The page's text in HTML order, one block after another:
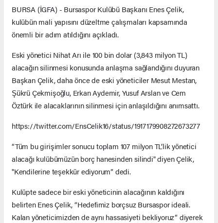
BURSA (İGFA) - Bursaspor Kulübü Başkanı Enes Çelik,
kulübün mali yapısını düzeltme çalışmaları kapsamında
önemli bir adım atıldığını açıkladı.
Eski yönetici Nihat Arı ile 100 bin dolar (3,843 milyon TL)
alacağın silinmesi konusunda anlaşma sağlandığını duyuran
Başkan Çelik, daha önce de eski yöneticiler Mesut Mestan,
Şükrü Çekmişoğlu, Erkan Aydemir, Yusuf Arslan ve Cem
Öztürk ile alacaklarının silinmesi için anlaşıldığını anımsattı.
https://twitter.com/EnsCelik16/status/1917179908272673277
“Tüm bu girişimler sonucu toplam 107 milyon TL’lik yönetici
alacağı kulübümüzün borç hanesinden silindi" diyen Çelik,
"Kendilerine teşekkür ediyorum” dedi.
Kulüpte sadece bir eski yöneticinin alacağının kaldığını
belirten Enes Çelik, “Hedefimiz borçsuz Bursaspor ideali.
Kalan yöneticimizden de aynı hassasiyeti bekliyoruz” diyerek